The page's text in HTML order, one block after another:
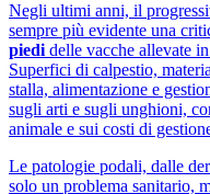
Negli ultimi anni, il
sempre più evidente una
piedi delle vacche allevate
Superfici di calpestio,
stalla, alimentazione e
sugli arti e sugli unghioni,
animale e sui costi di
Le patologie podali, dalle
solo un problema sanitario,